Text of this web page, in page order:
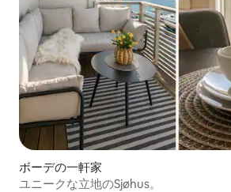
ボーデの一軒家
ユニークな立地のSjøhus。